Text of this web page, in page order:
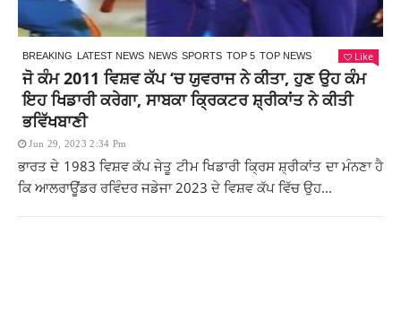
BREAKING LATEST NEWS NEWS SPORTS TOP 5 TOP NEWS Like
ਜੋ ਕੰਮ 2011 ਵਿਸ਼ਵ ਕੱਪ ‘ਚ ਯੁਵਰਾਜ ਨੇ ਕੀਤਾ, ਹੁਣ ਉਹ ਕੰਮ
ਇਹ ਖਿਡਾਰੀ ਕਰੇਗਾ, ਸਾਬਕਾ ਕ੍ਰਿਕਟਰ ਸ਼੍ਰੀਕਾਂਤ ਨੇ ਕੀਤੀ
ਭਵਿੱਖਬਾਣੀ
Jun 29, 2023 2:34 Pm
ਭਾਰਤ ਦੇ 1983 ਵਿਸ਼ਵ ਕੱਪ ਜੇਤੂ ਟੀਮ ਖਿਡਾਰੀ ਕ੍ਰਿਸ ਸ਼੍ਰੀਕਾਂਤ ਦਾ ਮੰਨਣਾ ਹੈ
ਕਿ ਆਲਰਾਊਂਡਰ ਰਵਿੰਦਰ ਜਡੇਜਾ 2023 ਦੇ ਵਿਸ਼ਵ ਕੱਪ ਵਿੱਚ ਉਹ...